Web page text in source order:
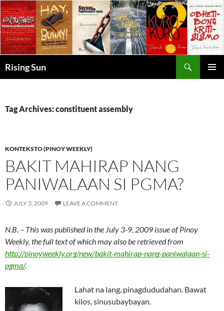
Skip
to
content
Rising Sun
Tag Archives: constituent assembly
KONTEKSTO (PINOY WEEKLY)
BAKIT MAHIRAP NANG
PANIWALAAN SI PGMA?
JULY 3, 2009 LEAVE A COMMENT
N.B. – This was published in the July 3-9, 2009 issue of Pinoy
Weekly, the full text of which may also be retrieved from
http://pinoyweekly.org/new/bakit-mahirap-nang-paniwalaan-si-
pgma/.
Lahat na lang, pinagdududahan. Bawat
kilos, sinusubaybayan.